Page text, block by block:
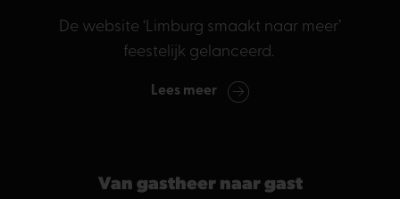
De website ‘Limburg smaakt naar meer’
feestelijk gelanceerd.
Lees meer
Van gastheer naar gast